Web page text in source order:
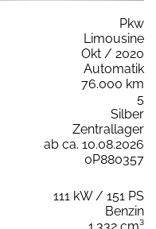
Pkw
Limousine
Okt / 2020
Automatik
76.000 km
5
Silber
Zentrallager
ab ca. 10.08.2026
0P880357
111 kW / 151 PS
Benzin